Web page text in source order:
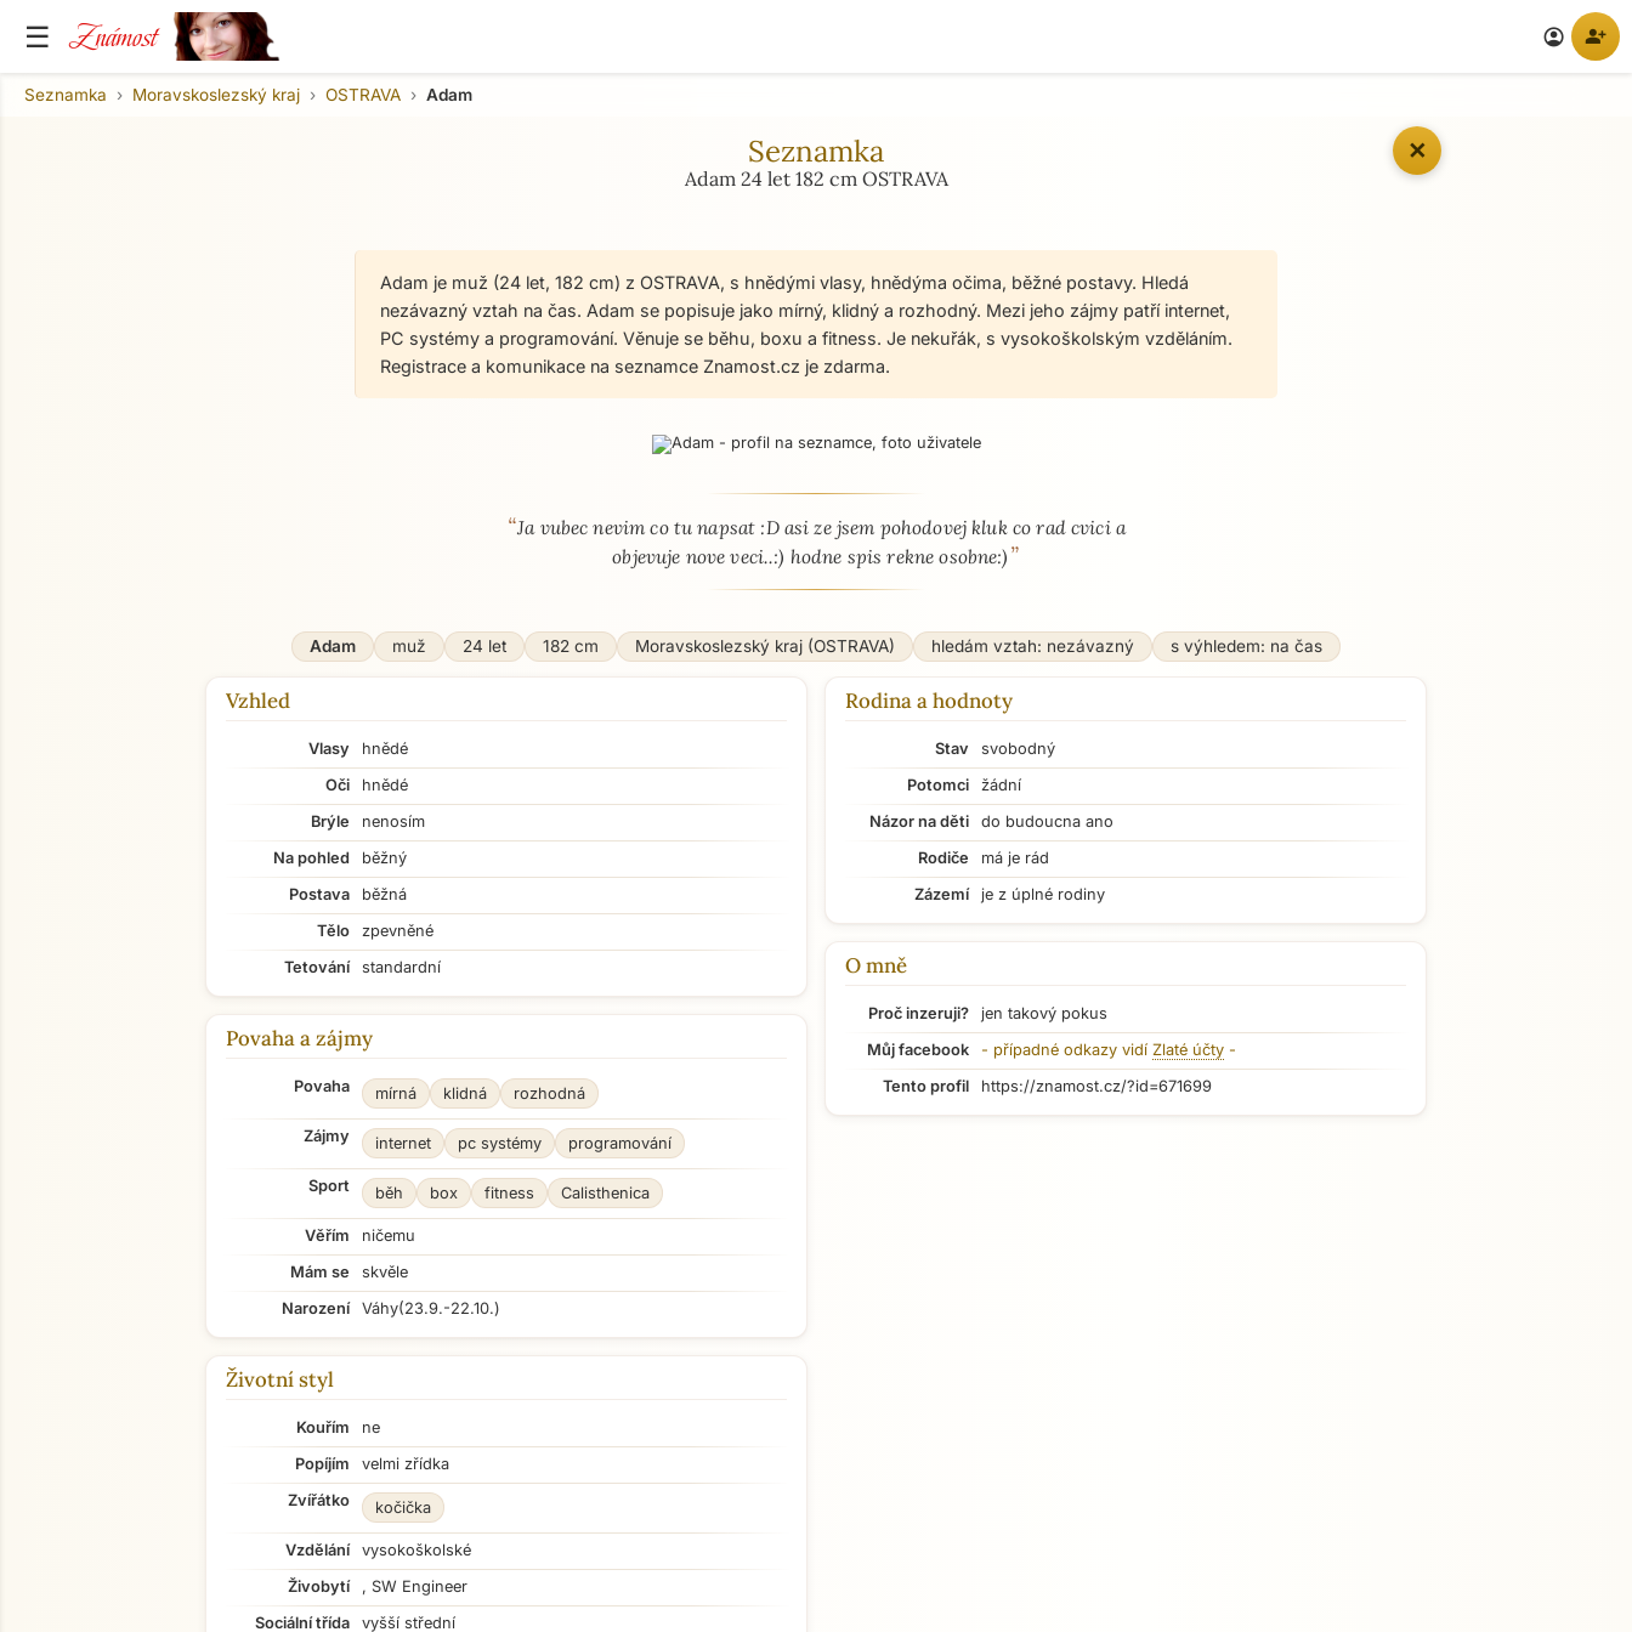
☰ Známost account_circle person_add
✕
Seznamka Moravskoslezský kraj OSTRAVA Adam
Seznamka
Adam 24 let 182 cm OSTRAVA
Adam je muž (24 let, 182 cm) z OSTRAVA, s hnědými vlasy, hnědýma očima, běžné postavy. Hledá
nezávazný vztah na čas. Adam se popisuje jako mírný, klidný a rozhodný. Mezi jeho zájmy patří internet,
PC systémy a programování. Věnuje se běhu, boxu a fitness. Je nekuřák, s vysokoškolským vzděláním.
Registrace a komunikace na seznamce Znamost.cz je zdarma.
O mně - seznamka profil
“Ja vubec nevim co tu napsat :D asi ze jsem pohodovej kluk co rad cvici a
objevuje nove veci..:) hodne spis rekne osobne:) ”
Adam muž 24 let 182 cm Moravskoslezský kraj (OSTRAVA) hledám vztah: nezávazný s výhledem: na čas
Vzhled
Vlasy
hnědé
Oči
hnědé
Brýle
nenosím
Na pohled
běžný
Postava
běžná
Tělo
zpevněné
Tetování
standardní
Povaha a zájmy
Povaha mírná klidná rozhodná
Zájmy internet pc systémy programování
Sport běh box fitness Calisthenica
Věřím
ničemu
Mám se
skvěle
Narození
Váhy(23.9.-22.10.)
Životní styl
Kouřím
ne
Popíjím
velmi zřídka
Zvířátko
kočička
Vzdělání
vysokoškolské
Živobytí
, SW Engineer
Sociální třída
vyšší střední
Rodina a hodnoty
Stav
svobodný
Potomci
žádní
Názor na děti
do budoucna ano
Rodiče
má je rád
Zázemí
je z úplné rodiny
O mně
Proč inzeruji?
jen takový pokus
Můj facebook
- případné odkazy vidí Zlaté účty -
Tento profil
https://znamost.cz/?id=671699